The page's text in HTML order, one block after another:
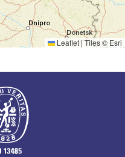
Leaflet | Tiles © Esri